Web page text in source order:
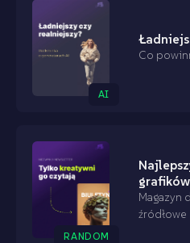
AI
Co
RANDOM
grafików
Magazyn
źródłowe